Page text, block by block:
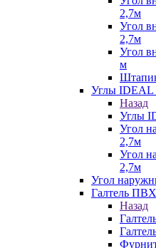
2,7м
Угол
2,7м
Угол
м
Углы IDEAL
Назад
Углы
Угол
2,7м
Угол
2,7м
Угол
Галтель
Назад